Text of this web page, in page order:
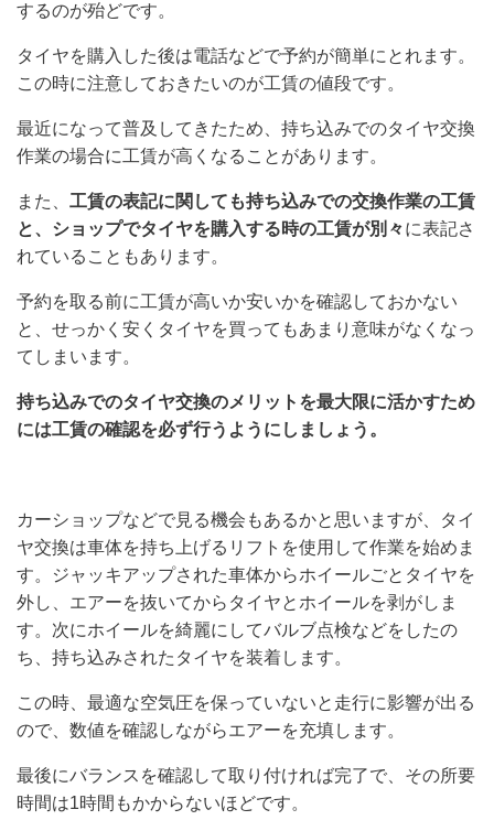
するのが殆どです。
タイヤを購入した後は電話などで予約が簡単にとれます。
この時に注意しておきたいのが工賃の値段です。
最近になって普及してきたため、持ち込みでのタイヤ交換
作業の場合に工賃が高くなることがあります。
また、 工賃の表記に関しても持ち込みでの交換作業の工賃
と、ショップでタイヤを購入する時の工賃が別々に表記さ
れていることもあります。
予約を取る前に工賃が高いか安いかを確認しておかない
と、せっかく安くタイヤを買ってもあまり意味がなくなっ
てしまいます。
持ち込みでのタイヤ交換のメリットを最大限に活かすため
には工賃の確認を必ず行うようにしましょう。
カーショップなどで見る機会もあるかと思いますが、タイ
ヤ交換は車体を持ち上げるリフトを使用して作業を始めま
す。ジャッキアップされた車体からホイールごとタイヤを
外し、エアーを抜いてからタイヤとホイールを剥がしま
す。次にホイールを綺麗にしてバルブ点検などをしたの
ち、持ち込みされたタイヤを装着します。
この時、最適な空気圧を保っていないと走行に影響が出る
ので、数値を確認しながらエアーを充填します。
最後にバランスを確認して取り付ければ完了で、その所要
時間は1時間もかからないほどです。